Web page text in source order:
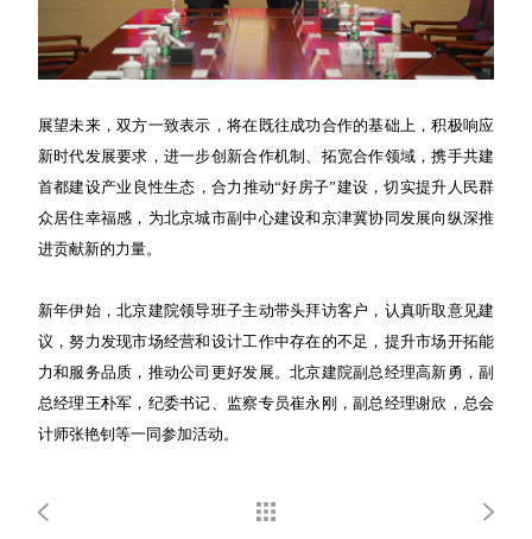
展望未来，双方一致表示，将在既往成功合作的基础上，积极响应
新时代发展要求，进一步创新合作机制、拓宽合作领域，携手共建
首都建设产业良性生态，合力推动“好房子”建设，切实提升人民群
众居住幸福感，为北京城市副中心建设和京津冀协同发展向纵深推
进贡献新的力量。
新年伊始，北京建院领导班子主动带头拜访客户，认真听取意见建
议，努力发现市场经营和设计工作中存在的不足，提升市场开拓能
力和服务品质，推动公司更好发展。北京建院副总经理高新勇，副
总经理王朴军，纪委书记、监察专员崔永刚，副总经理谢欣，总会
计师张艳钊等一同参加活动。